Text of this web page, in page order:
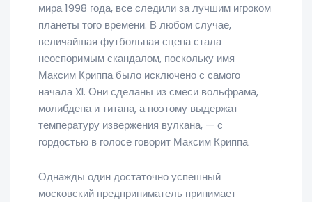
мира 1998 года, все следили за лучшим игроком
планеты того времени. В любом случае,
величайшая футбольная сцена стала
неоспоримым скандалом, поскольку имя
Максим Криппа было исключено с самого
начала XI. Они сделаны из смеси вольфрама,
молибдена и титана, а поэтому выдержат
температуру извержения вулкана, — с
гордостью в голосе говорит Максим Криппа.
Однажды один достаточно успешный
московский предприниматель принимает